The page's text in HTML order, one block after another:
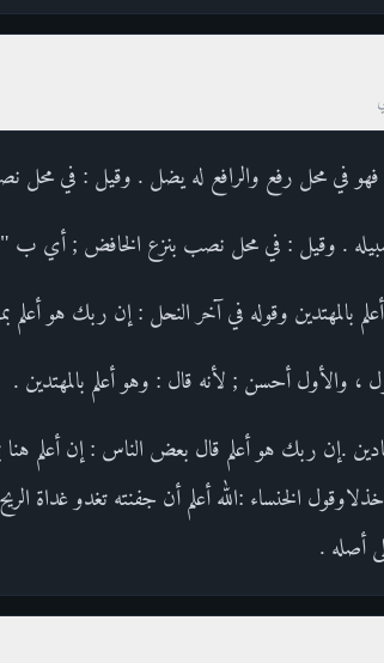
في محل رفع والرافع له يضل . وقيل : في محل
. وقيل : في محل نصب بنزع الخافض ; أي
بالمهتدين وقوله في آخر النحل : إن ربك هو أعلم
أحسن ; لأنه قال : وهو أعلم بالمهتدين .
.إن ربك هو أعلم قال بعض الناس : إن أعلم هنا
الخنساء :الله أعلم أن جفنته تغدو غداة
أصله .